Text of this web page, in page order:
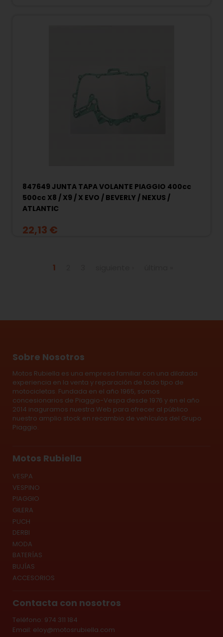
847649 JUNTA TAPA VOLANTE PIAGGIO 400cc
500cc X8 / X9 / X EVO / BEVERLY / NEXUS /
ATLANTIC
22,13 €
1
Sobre Nosotros
Motos Rubiella es una empresa familiar con una dilatada
experiencia en la venta y reparación de todo tipo de
motocicletas. Fundada en el año 1965, somos
concesionarios de Piaggio-Vespa desde 1976 y en el año
2014 inaguramos nuestra Web para ofrecer al público
nuestro amplio stock en recambio de vehículos del Grupo
Piaggio.
Motos Rubiella
VESPA
VESPINO
PIAGGIO
GILERA
PUCH
DERBI
MODA
BATERÍAS
BUJÍAS
ACCESORIOS
Contacta con nosotros
Teléfono: 974 311 184
Email: eloy@motosrubiella.com